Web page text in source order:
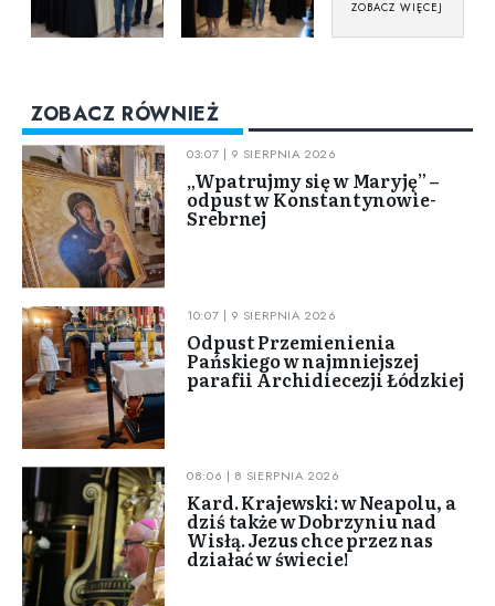
ZOBACZ WIĘCEJ
ZOBACZ RÓWNIEŻ
03:07 | 9 SIERPNIA 2026
„Wpatrujmy się w Maryję” –
odpust w Konstantynowie-
Srebrnej
10:07 | 9 SIERPNIA 2026
Odpust Przemienienia
Pańskiego w najmniejszej
parafii Archidiecezji Łódzkiej
08:06 | 8 SIERPNIA 2026
Kard. Krajewski: w Neapolu, a
dziś także w Dobrzyniu nad
Wisłą. Jezus chce przez nas
działać w świecie!